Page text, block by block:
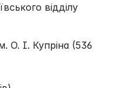
відділу
О. І. Купріна (536